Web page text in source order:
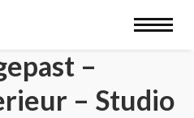
–
– Studio